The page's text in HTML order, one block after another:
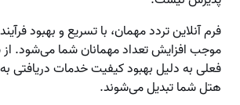
فرم آنلاین تردد مهمان، با تسریع و بهبود
موجب افزایش تعداد مهمانان شما می‌شود.
فعلی به دلیل بهبود کیفیت خدمات دریافتی
هتل شما تبدیل می‌شوند.